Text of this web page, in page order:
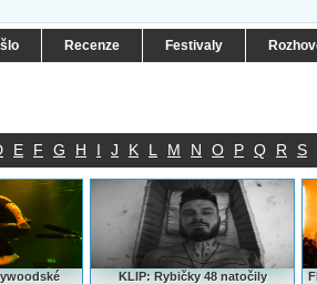
Recenze Festivaly
E F G H I J K L M N O P Q R S
KLIP: Rybičky 48 natočily